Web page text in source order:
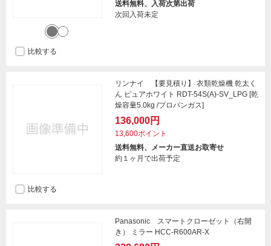
送料無料、入荷次第出荷
次回入荷未定
比較する
リンナイ 【要見積り】 衣類乾燥機 乾太く
ん ピュアホワイト RDT-54S(A)-SV_LPG [乾
燥容量5.0kg /プロパンガス]
136,000円
13,600ポイント
送料無料、メーカー直送お取寄せ
約１ヶ月で出荷予定
比較する
Panasonic スマートクローゼット（右開
き） ミラー HCC-R600AR-X